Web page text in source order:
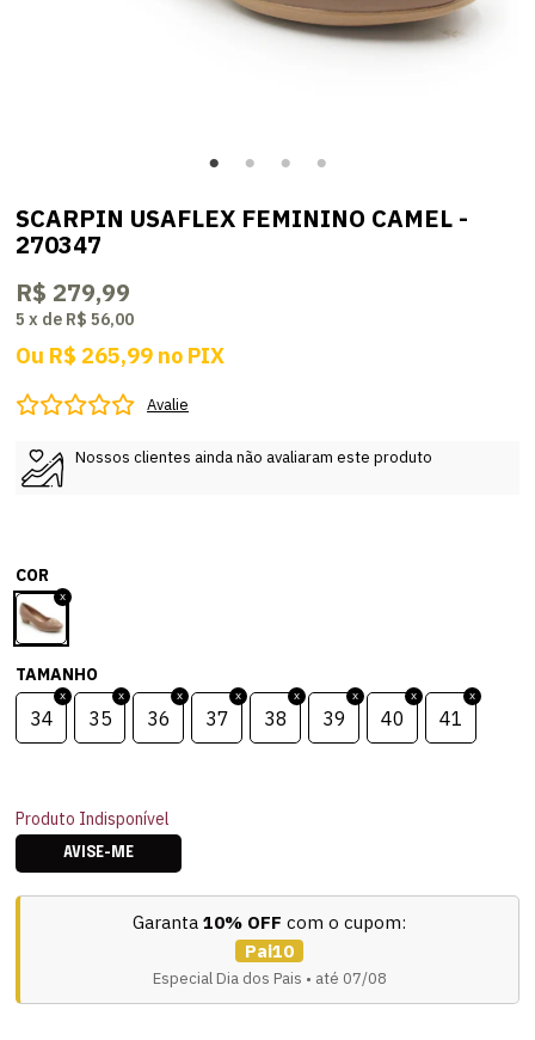
SCARPIN USAFLEX FEMININO CAMEL -
270347
R$ 279,99
5 x de R$ 56,00
Ou R$ 265,99 no PIX
Avalie
Nossos clientes ainda não avaliaram este produto
COR
TAMANHO
34 35 36 37 38 39 40 41
Produto Indisponível
AVISE-ME
Garanta 10% OFF com o cupom:
Pai10
Especial Dia dos Pais • até 07/08